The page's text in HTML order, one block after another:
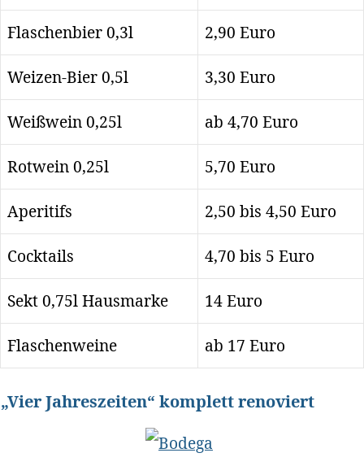
Flaschenbier 0,3l 2,90 Euro
Weizen-Bier 0,5l 3,30 Euro
Weißwein 0,25l ab 4,70 Euro
Rotwein 0,25l 5,70 Euro
Aperitifs 2,50 bis 4,50 Euro
Cocktails 4,70 bis 5 Euro
Sekt 0,75l Hausmarke 14 Euro
Flaschenweine ab 17 Euro
„Vier Jahreszeiten“ komplett renoviert